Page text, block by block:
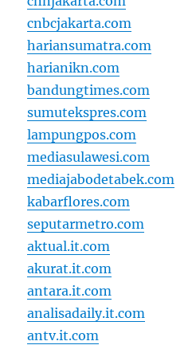
cnbcjakarta.com
hariansumatra.com
harianikn.com
bandungtimes.com
sumutekspres.com
lampungpos.com
mediasulawesi.com
mediajabodetabek.com
kabarflores.com
seputarmetro.com
aktual.it.com
akurat.it.com
antara.it.com
analisadaily.it.com
antv.it.com